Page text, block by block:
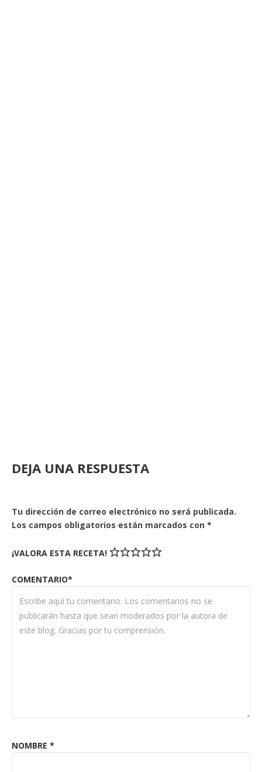
DEJA UNA RESPUESTA
Tu dirección de correo electrónico no será publicada.
Los campos obligatorios están marcados con *
¡VALORA ESTA RECETA!
COMENTARIO*
NOMBRE *